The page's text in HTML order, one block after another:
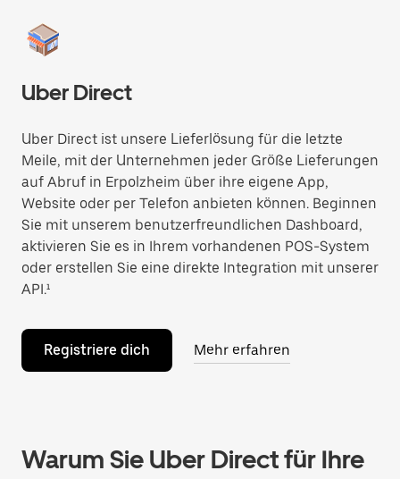
Uber Direct
Uber Direct ist unsere Lieferlösung für die letzte
Meile, mit der Unternehmen jeder Größe Lieferungen
auf Abruf in Erpolzheim über ihre eigene App,
Website oder per Telefon anbieten können. Beginnen
Sie mit unserem benutzerfreundlichen Dashboard,
aktivieren Sie es in Ihrem vorhandenen POS-System
oder erstellen Sie eine direkte Integration mit unserer
API.¹
Registriere dich Mehr erfahren
Warum Sie Uber Direct für Ihre